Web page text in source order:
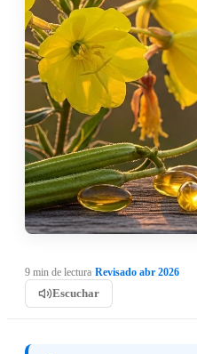
9 min de lectura Revisado abr 2026
Escuchar